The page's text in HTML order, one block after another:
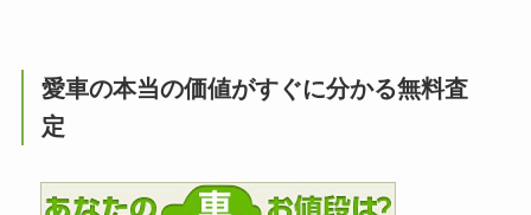
愛車の本当の価値がすぐに分かる無料査
定